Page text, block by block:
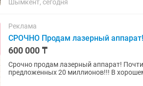
Шымкент, сегодня
Реклама
СРОЧНО Продам лазерный аппарат!
600 000 ₸
Срочно продам лазерный аппарат!
предложенных 20 миллионов!!! В